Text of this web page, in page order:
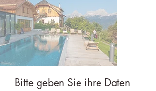
Bitte geben Sie ihre Daten